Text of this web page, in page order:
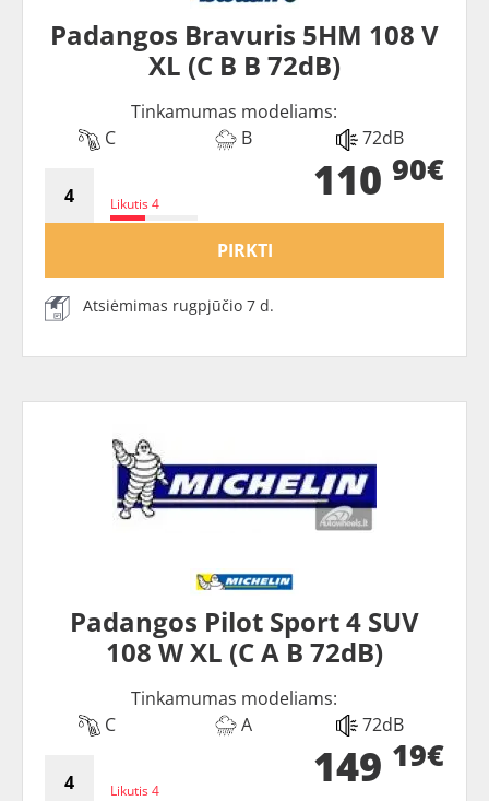
Padangos Bravuris 5HM 108 V
XL (C B B 72dB)
Tinkamumas modeliams:
C
B 72dB
Likutis 4 110 90€
PIRKTI
Atsiėmimas rugpjūčio 7 d.
Padangos Pilot Sport 4 SUV
108 W XL (C A B 72dB)
Tinkamumas modeliams:
C
A 72dB
Likutis 4 149 19€